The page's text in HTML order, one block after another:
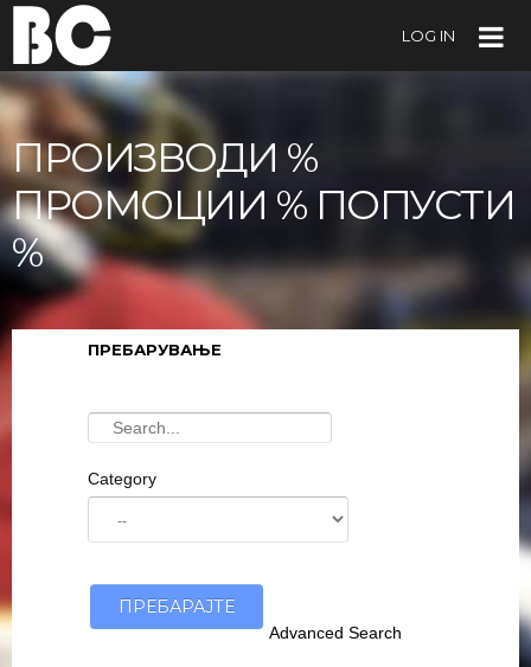
LOG IN
ПРОИЗВОДИ %
ПРОМОЦИИ % ПОПУСТИ
%
ПРЕБАРУВАЊЕ
Category
Advanced Search